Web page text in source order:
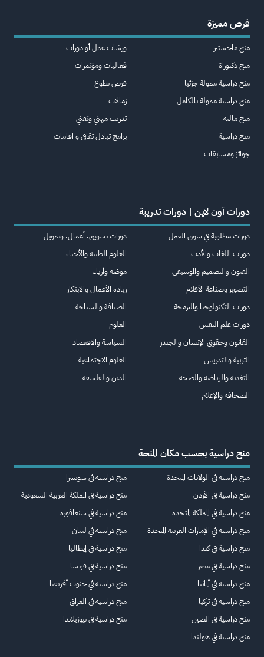
فرص مميزة
منح ماجستير
منح دكتوراة
منح دراسية ممولة جزئيا
منح دراسية ممولة بالكامل
منح مالية
منح دراسية
جوائز ومسابقات
ورشات عمل أو دورات
فعاليات ومؤتمرات
فرص تطوع
زمالات
تدريب مهني وتقني
برامج تبادل ثقافي و اقامات
دورات أون لاين | دورات تدريبة
دورات مطلوبة في سوق العمل
دورات اللغات والأدب
الفنون والتصميم والموسيقى
التصوير وصناعة الأفلام
دورات التكنولوجيا والبرمجة
دورات علم النفس
القانون وحقوق الإنسان والجندر
التربية والتدريس
التغذية والرياضة والصحة
الصحافة والإعلام
دورات تسويق، أعمال، وتمويل
العلوم الطبية والأحياء
موضة وأزياء
ريادة الأعمال والابتكار
الضيافة والسياحة
العلوم
السياسة والاقتصاد
العلوم الاجتماعية
الدين والفلسفة
منح دراسية بحسب مكان المنحة
منح دراسية في الولايات المتحدة
منح دراسية في الأردن
منح دراسية في المملكة المتحدة
منح دراسية في الإمارات العربية المتحدة
منح دراسية في كندا
منح دراسية في مصر
منح دراسية في ألمانيا
منح دراسية في تركيا
منح دراسية في الصين
منح دراسية في هولندا
منح دراسية في سويسرا
منح دراسية في المملكة العربية السعودية
منح دراسية في سنغافورة
منح دراسية في لبنان
منح دراسية في إيطاليا
منح دراسية في فرنسا
منح دراسية في جنوب أفريقيا
منح دراسية في العراق
منح دراسية في نيوزيلاندا